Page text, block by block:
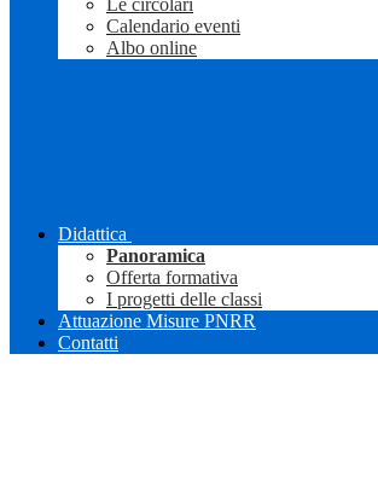
Le circolari
Calendario eventi
Albo online
Didattica
Panoramica
Offerta formativa
I progetti delle classi
Attuazione Misure PNRR
Contatti